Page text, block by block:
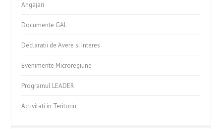
Angajari
Documente GAL
Declaratii de Avere si Interes
Evenimente Microregiune
Programul LEADER
Activitati in Teritoriu